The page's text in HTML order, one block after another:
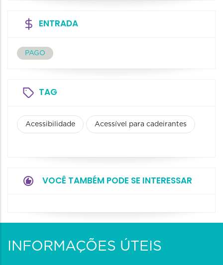
ENTRADA
PAGO
TAG
Acessibilidade Acessível para cadeirantes
VOCÊ TAMBÉM PODE SE INTERESSAR
INFORMAÇÕES ÚTEIS